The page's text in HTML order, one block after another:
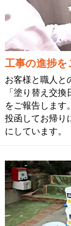
工事の進捗を
お客様と職人と
「塗り替え交
をご報告します
投函してお帰り
にしています。